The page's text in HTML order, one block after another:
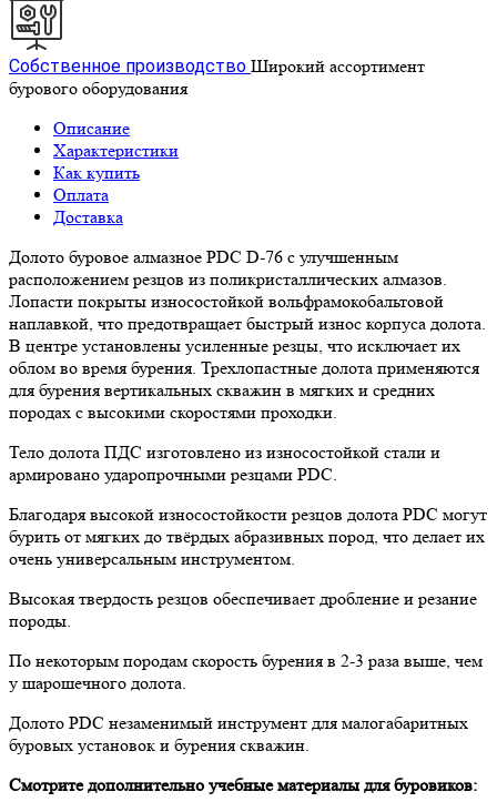
Собственное производство Широкий ассортимент
бурового оборудования
Описание
Характеристики
Как купить
Оплата
Доставка
Долото буровое алмазное PDC D-76 с улучшенным
расположением резцов из поликристаллических алмазов.
Лопасти покрыты износостойкой вольфрамокобальтовой
наплавкой, что предотвращает быстрый износ корпуса долота.
В центре установлены усиленные резцы, что исключает их
облом во время бурения. Трехлопастные долота применяются
для бурения вертикальных скважин в мягких и средних
породах с высокими скоростями проходки.
Тело долота ПДС изготовлено из износостойкой стали и
армировано ударопрочными резцами PDC.
Благодаря высокой износостойкости резцов долота PDC могут
бурить от мягких до твёрдых абразивных пород, что делает их
очень универсальным инструментом.
Высокая твердость резцов обеспечивает дробление и резание
породы.
По некоторым породам скорость бурения в 2-3 раза выше, чем
у шарошечного долота.
Долото PDC незаменимый инструмент для малогабаритных
буровых установок и бурения скважин.
Смотрите дополнительно учебные материалы для буровиков: